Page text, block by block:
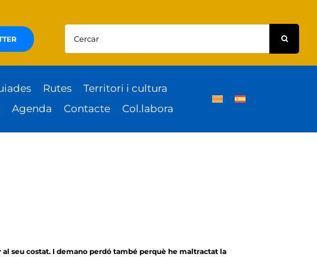
Cercar:
Rutes
Territori i cultura
Agenda Contacte Col.labora
al seu costat. I demano perdó també perquè he maltractat la